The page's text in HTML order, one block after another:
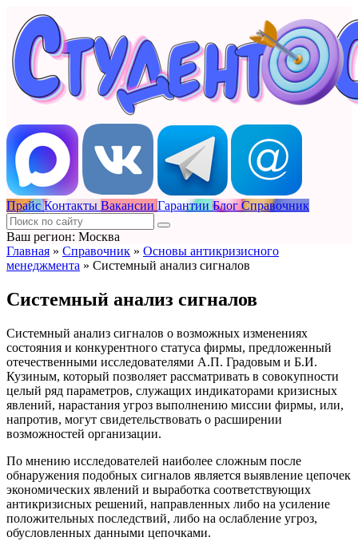
Прайс Контакты Вакансии Гарантии Блог Справочник
Ваш регион: Москва
Главная » Справочник » Основы антикризисного
менеджмента » Системный анализ сигналов
Системный анализ сигналов
Системный анализ сигналов о возможных изменениях
состояния и конкурентного статуса фирмы, предложенный
отечественными исследователями А.П. Градовым и Б.И.
Кузиным, который позволяет рассматривать в совокупности
целый ряд параметров, служащих индикаторами кризисных
явлений, нарастания угроз выполнению миссии фирмы, или,
напротив, могут свидетельствовать о расширении
возможностей организации.
По мнению исследователей наиболее сложным после
обнаружения подобных сигналов является выявление цепочек
экономических явлений и выработка соответствующих
антикризисных решений, направленных либо на усиление
положительных последствий, либо на ослабление угроз,
обусловленных данными цепочками.